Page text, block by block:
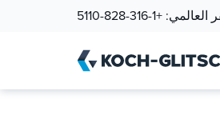
العالمي: +1-316-828-5110